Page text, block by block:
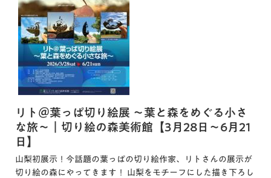
リト＠葉っぱ切り絵展 ～葉と森をめぐる小さ
な旅～｜切り絵の森美術館【3月28日～6月21
日】
山梨初展示！今話題の葉っぱの切り絵作家、リトさんの展示が
切り絵の森にやってきます！ 山梨をモチーフにした描き下ろし